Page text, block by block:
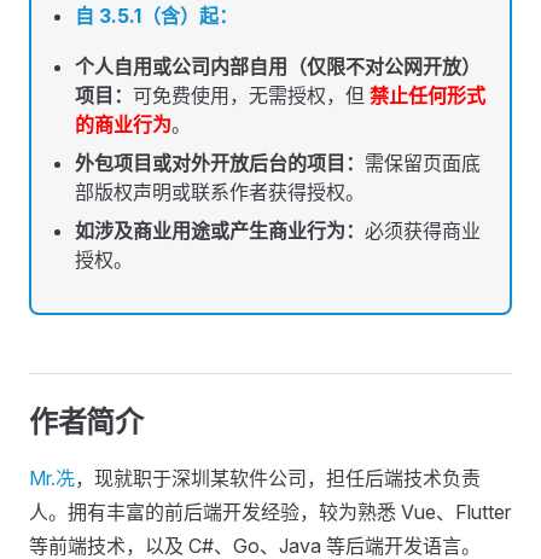
自 3.5.1（含）起：
个人自用或公司内部自用（仅限不对公网开放）
项目： 可免费使用，无需授权，但 禁止任何形式
的商业行为。
外包项目或对外开放后台的项目： 需保留页面底
部版权声明或联系作者获得授权。
如涉及商业用途或产生商业行为： 必须获得商业
授权。
作者简介
Mr.冼，现就职于深圳某软件公司，担任后端技术负责
人。拥有丰富的前后端开发经验，较为熟悉 Vue、Flutter
等前端技术，以及 C#、Go、Java 等后端开发语言。